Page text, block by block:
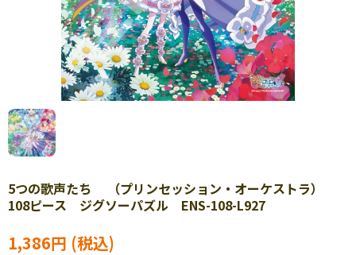
5つの歌声たち （プリンセッション・オーケストラ）
108ピース ジグソーパズル ENS-108-L927
1,386円